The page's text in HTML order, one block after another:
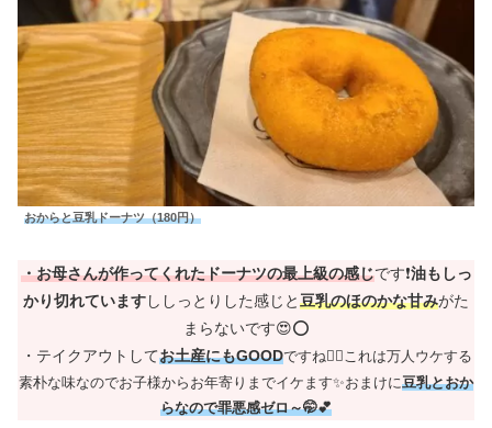
おからと豆乳ドーナツ（180円）
・お母さんが作ってくれたドーナツの最上級の感じです❗油もしっ
かり切れていますししっとりした感じと豆乳のほのかな甘みがた
まらないです😍⭕
・テイクアウトしてお土産にもGOODですね🙋‍♀️これは万人ウケする
素朴な味なのでお子様からお年寄りまでイケます✨おまけに豆乳とおか
らなので罪悪感ゼロ～🤭💕